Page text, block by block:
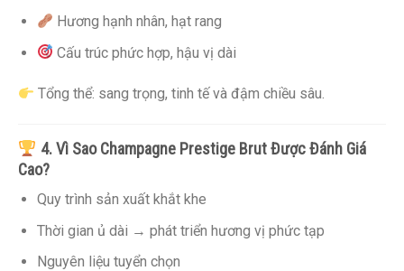
Hương hạnh nhân, hạt rang
Cấu trúc phức hợp, hậu vị dài
Tổng thể: sang trọng, tinh tế và đậm chiều sâu.
4. Vì Sao Champagne Prestige Brut Được Đánh Giá
Cao?
Quy trình sản xuất khắt khe
Thời gian ủ dài → phát triển hương vị phức tạp
Nguyên liệu tuyển chọn